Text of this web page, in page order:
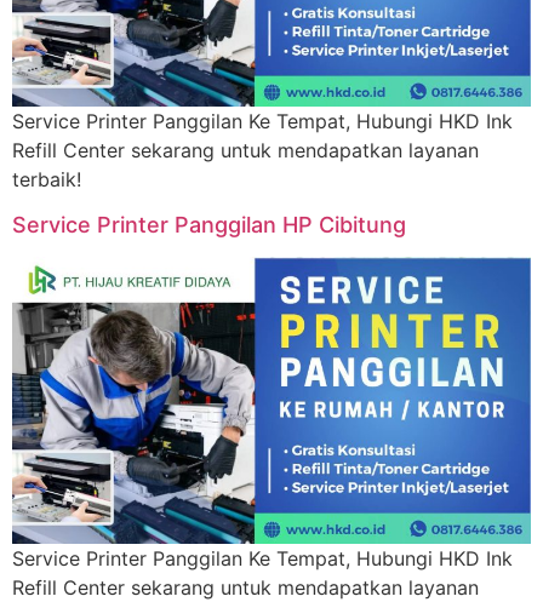
Service Printer Panggilan Ke Tempat, Hubungi HKD Ink
Refill Center sekarang untuk mendapatkan layanan
terbaik!
Service Printer Panggilan HP Cibitung
Service Printer Panggilan Ke Tempat, Hubungi HKD Ink
Refill Center sekarang untuk mendapatkan layanan